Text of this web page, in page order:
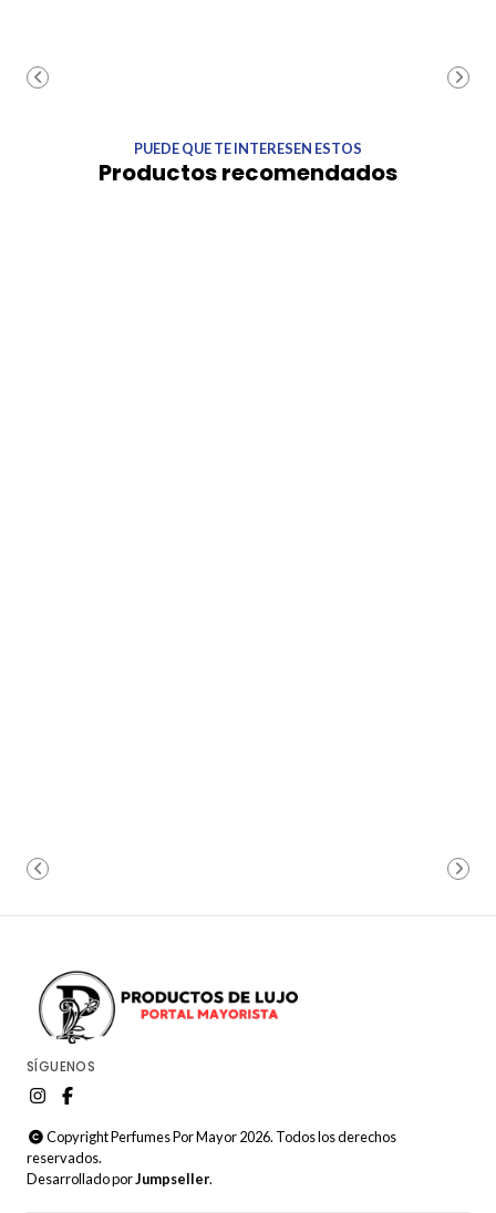
PUEDE QUE TE INTERESEN ESTOS
Productos recomendados
SÍGUENOS
Copyright Perfumes Por Mayor 2026. Todos los derechos
reservados.
Desarrollado porJumpseller.